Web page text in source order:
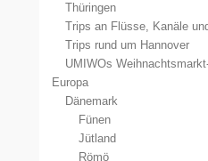
Thüringen
Trips an Flüsse, Kanäle
Trips rund um Hannover
UMIWOs
Europa
Dänemark
Fünen
Jütland
Römö